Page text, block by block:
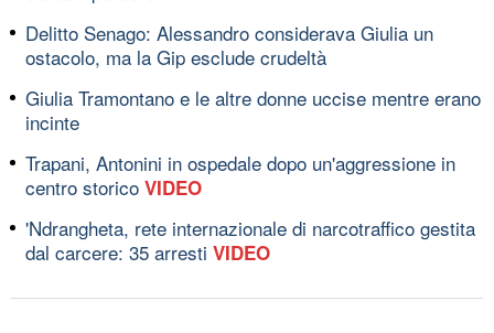
Delitto Senago: Alessandro considerava Giulia un
ostacolo, ma la Gip esclude crudeltà
Giulia Tramontano e le altre donne uccise mentre erano
incinte
Trapani, Antonini in ospedale dopo un'aggressione in
centro storico VIDEO
'Ndrangheta, rete internazionale di narcotraffico gestita
dal carcere: 35 arresti VIDEO